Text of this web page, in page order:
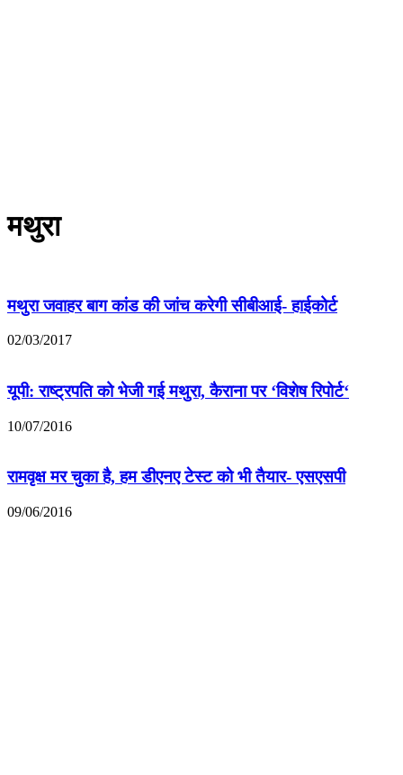
मथुरा
मथुरा जवाहर बाग कांड की जांच करेगी सीबीआई- हाईकोर्ट
02/03/2017
यूपी: राष्ट्रपति को भेजी गई मथुरा, कैराना पर ‘विशेष रिपोर्ट‘
10/07/2016
रामवृक्ष मर चुका है, हम डीएनए टेस्ट को भी तैयार- एसएसपी
09/06/2016